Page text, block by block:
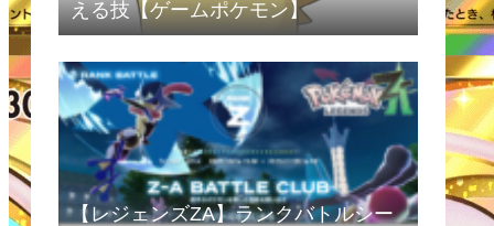
える技【ゲームポケモン】
【レジェンズZA】ランクバトルシー